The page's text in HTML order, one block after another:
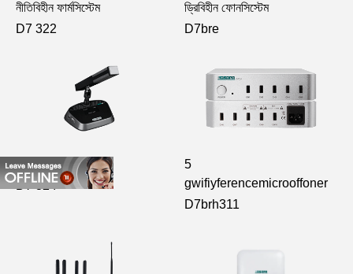
নীতিবিহীন ফার্মসিস্টেম
D7 322
ড্রিবিহীন ফোনসিস্টেম
D7bre
ড্রিবিহীন ফ্রান্সিস্টেম
D7 324
5
gwifiyferencemicrooffoner
D7brh311